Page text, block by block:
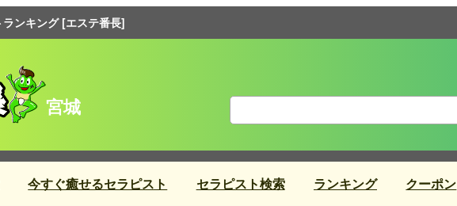
ンキング [エステ番長]
宮城
今すぐ癒せるセラピスト セラピスト検索 ランキング クーポン